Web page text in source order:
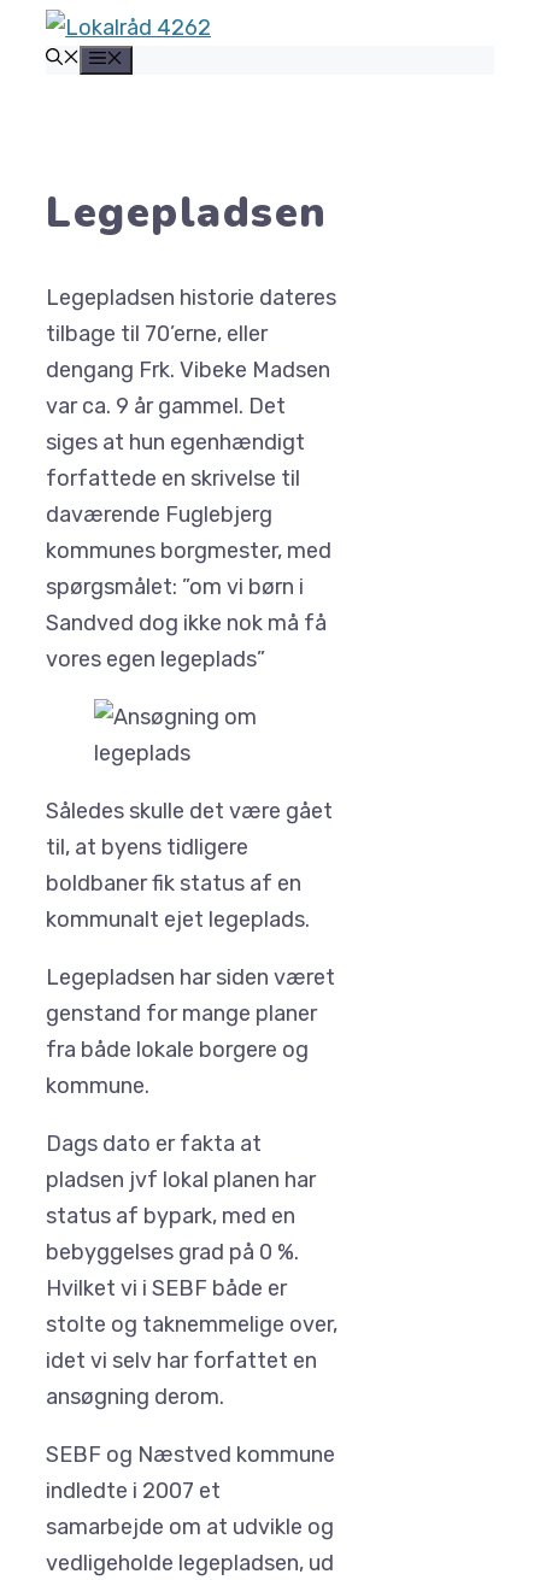
Hop
Legepladsen
Legepladsen historie dateres
tilbage til 70’erne, eller
dengang Frk. Vibeke Madsen
var ca. 9 år gammel. Det
siges at hun egenhændigt
forfattede en skrivelse til
daværende Fuglebjerg
kommunes borgmester, med
spørgsmålet: ”om vi børn i
Sandved dog ikke nok må få
vores egen legeplads”
Således skulle det være gået
til, at byens tidligere
boldbaner fik status af en
kommunalt ejet legeplads.
Legepladsen har siden været
genstand for mange planer
fra både lokale borgere og
kommune.
Dags dato er fakta at
pladsen jvf lokal planen har
status af bypark, med en
bebyggelses grad på 0 %.
Hvilket vi i SEBF både er
stolte og taknemmelige over,
idet vi selv har forfattet en
ansøgning derom.
SEBF og Næstved kommune
indledte i 2007 et
samarbejde om at udvikle og
vedligeholde legepladsen, ud